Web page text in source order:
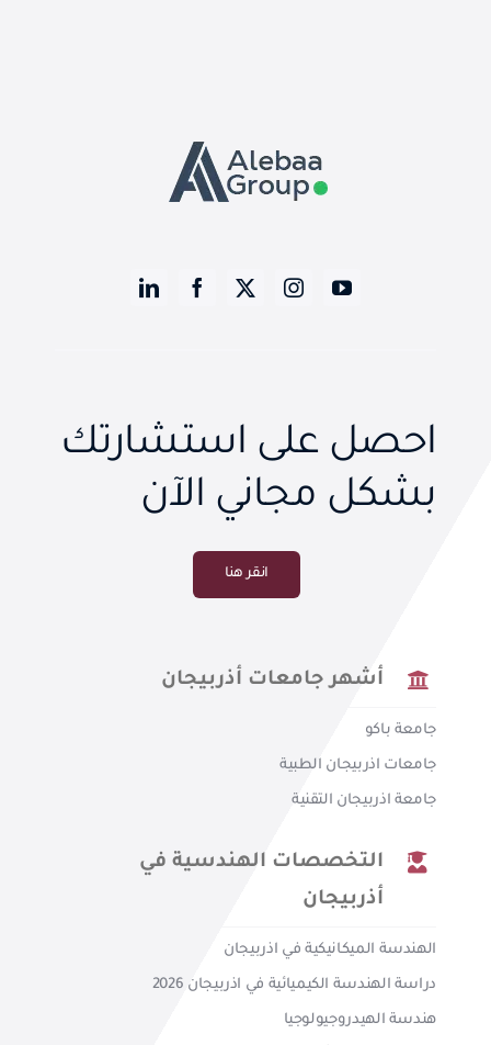
احصل على استشارتك
بشكل مجاني الآن
انقر هنا
أشهر جامعات أذربيجان
جامعة باكو
جامعات اذربيجان الطبية
جامعة اذربيجان التقنية
التخصصات الهندسية في
أذربيجان
الهندسة الميكانيكية في اذربيجان
دراسة الهندسة الكيميائية في اذربيجان 2026
هندسة الهيدروجيولوجيا